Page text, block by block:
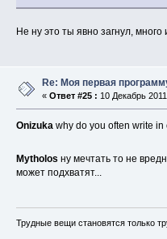
Не ну это ты явно загнул,
Re: Моя первая
«Ответ #25 : 10 Декабрь
Onizuka why do you often write in
Mytholos ну мечтать то не
может подхватят...
Трудные вещи становятся только